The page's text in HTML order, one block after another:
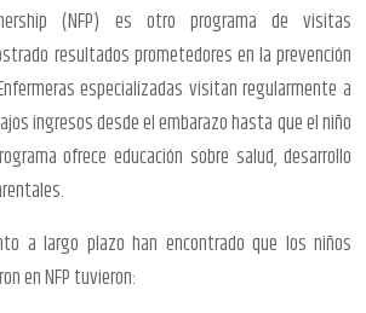
(NFP) es otro programa de visitas
resultados prometedores en la prevención
especializadas visitan regularmente a
ingresos desde el embarazo hasta que el niño
ofrece educación sobre salud, desarrollo
a largo plazo han encontrado que los niños
en NFP tuvieron: